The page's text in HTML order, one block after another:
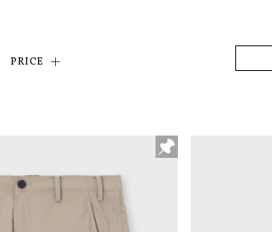
PRICE